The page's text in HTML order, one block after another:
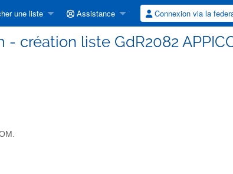
une liste Assistance Connexion via la
- création liste GdR2082